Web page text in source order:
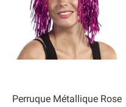
Perruque Métallique Rose